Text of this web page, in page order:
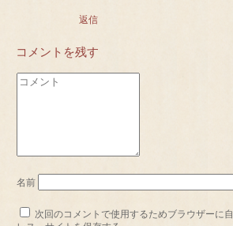
返信
コメントを残す
名前
次回のコメントで使用するためブラウザーに